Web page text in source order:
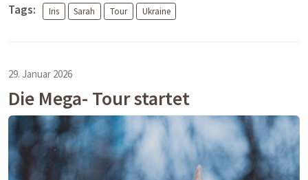
Tags: Iris Sarah Tour Ukraine
29. Januar 2026
Die Mega- Tour startet